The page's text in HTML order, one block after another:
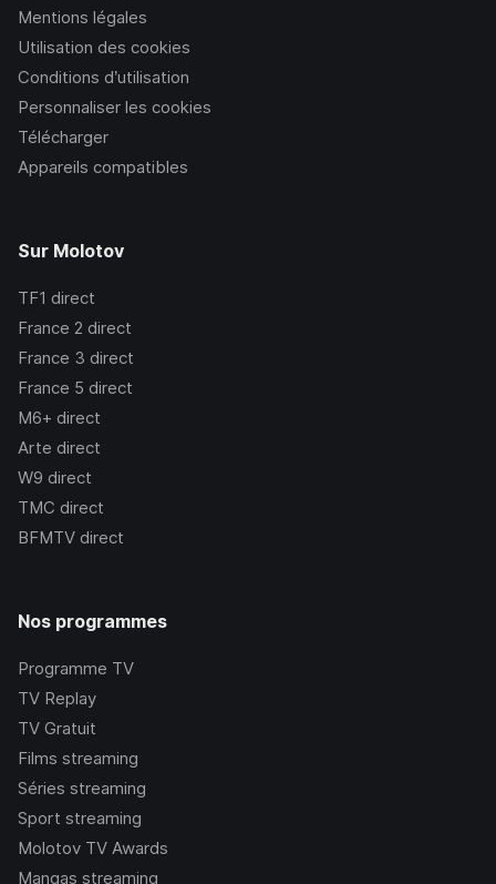
Mentions légales
Utilisation des cookies
Conditions d’utilisation
Personnaliser les cookies
Télécharger
Appareils compatibles
Sur Molotov
TF1 direct
France 2 direct
France 3 direct
France 5 direct
M6+ direct
Arte direct
W9 direct
TMC direct
BFMTV direct
Nos programmes
Programme TV
TV Replay
TV Gratuit
Films streaming
Séries streaming
Sport streaming
Molotov TV Awards
Mangas streaming